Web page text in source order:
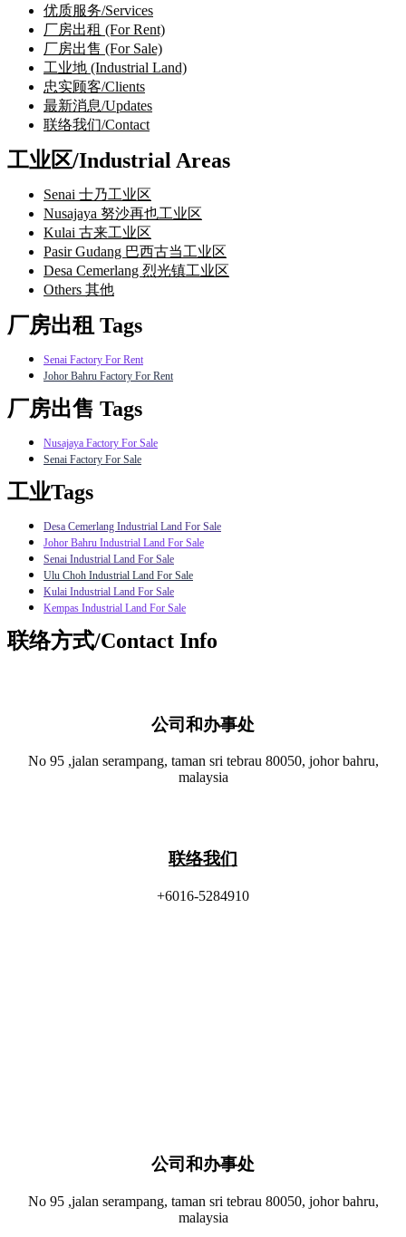
优质服务/Services
厂房出租 (For Rent)
厂房出售 (For Sale)
工业地 (Industrial Land)
忠实顾客/Clients
最新消息/Updates
联络我们/Contact
工业区/Industrial Areas
Senai 士乃工业区
Nusajaya 努沙再也工业区
Kulai 古来工业区
Pasir Gudang 巴西古当工业区
Desa Cemerlang 烈光镇工业区
Others 其他
厂房出租 Tags
Senai Factory For Rent
Johor Bahru Factory For Rent
厂房出售 Tags
Nusajaya Factory For Sale
Senai Factory For Sale
工业Tags
Desa Cemerlang Industrial Land For Sale
Johor Bahru Industrial Land For Sale
Senai Industrial Land For Sale
Ulu Choh Industrial Land For Sale
Kulai Industrial Land For Sale
Kempas Industrial Land For Sale
联络方式/Contact Info
公司和办事处​
No 95 ,jalan serampang, taman sri tebrau 80050, johor bahru,
malaysia
联络我们
+6016-5284910
公司和办事处​
No 95 ,jalan serampang, taman sri tebrau 80050, johor bahru,
malaysia